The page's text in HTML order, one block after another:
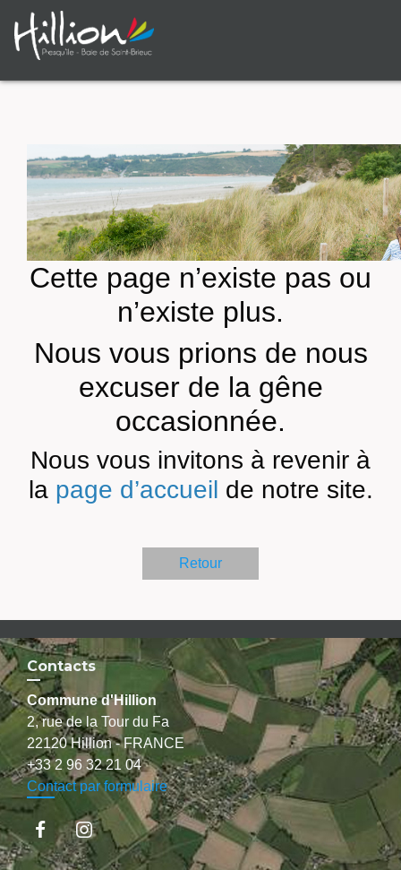
Cette page n’existe pas ou
n’existe plus.
Nous vous prions de nous
excuser de la gêne
occasionnée.
Nous vous invitons à revenir à
la page d’accueil de notre site.
Retour
Contacts
Commune d'Hillion
2, rue de la Tour du Fa
22120 Hillion - FRANCE
+33 2 96 32 21 04
Contact par formulaire